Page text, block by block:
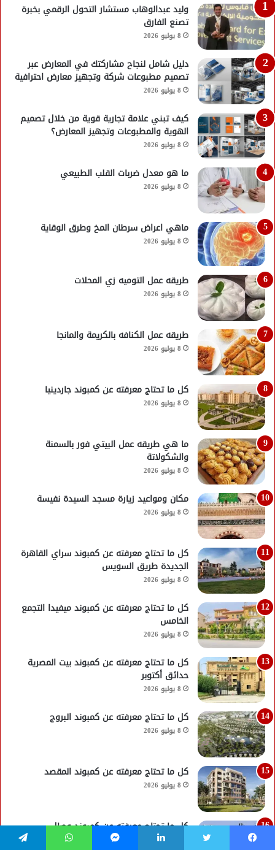
وليد عبدالوهاب مستشار التحول الرقمي بخبرة
تصنع الفارق
8 يوليو 2026
دليل شامل لنجاح مشاركتك في المعارض عبر
تصميم مطبوعات شركة وتجهيز معارض احترافية
8 يوليو 2026
كيف تبني علامة تجارية قوية من خلال تصميم
الهوية والمطبوعات وتجهيز المعارض؟
8 يوليو 2026
ما هو معدل ضربات القلب الطبيعي
8 يوليو 2026
ماهي اعراض سرطان المخ وطرق الوقاية
8 يوليو 2026
طريقه عمل التوميه زي المحلات
8 يوليو 2026
طريقه عمل الكنافه بالكريمة والمانجا
8 يوليو 2026
كل ما تحتاج معرفته عن كمبوند جاردينيا
8 يوليو 2026
ما هي طريقه عمل البيتي فور بالسمنة
والشكولاتة
8 يوليو 2026
مكان ومواعيد زيارة مسجد السيدة نفيسة
8 يوليو 2026
كل ما تحتاج معرفته عن كمبوند سراي القاهرة
الجديدة طريق السويس
8 يوليو 2026
كل ما تحتاج معرفته عن كمبوند ميفيدا التجمع
الخامس
8 يوليو 2026
كل ما تحتاج معرفته عن كمبوند بيت المصرية
حدائق أكتوبر
8 يوليو 2026
كل ما تحتاج معرفته عن كمبوند البروج
8 يوليو 2026
كل ما تحتاج معرفته عن كمبوند المقصد
8 يوليو 2026
كل ما تحتاج معرفته عن كمبوند وصال